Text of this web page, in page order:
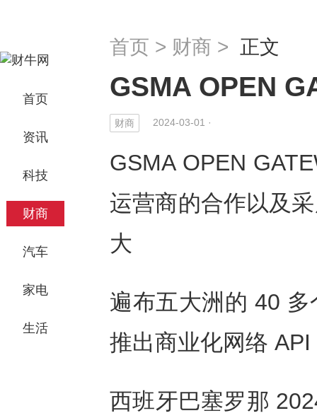
首页
资讯
科技
财商
汽车
家电
生活
首页 > 财商 > 正文
GSMA OPEN
财商 2024-03-01 ·
GSMA OPEN
运营商的合作以及
大
遍布五大洲的 40 多
推出商业化网络 API
西班牙巴塞罗那